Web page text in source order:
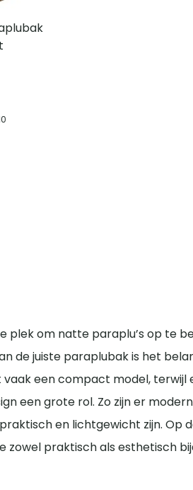
plek om natte paraplu’s op te
de juiste paraplubak is het
een compact model, terwijl
een grote rol. Zo zijn er
en lichtgewicht zijn. Op
zowel praktisch als esthetisch